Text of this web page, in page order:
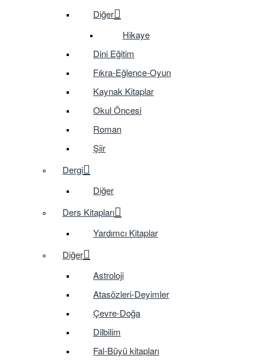
Diğer
Hikaye
Dini Eğitim
Fıkra-Eğlence-Oyun
Kaynak Kitaplar
Okul Öncesi
Roman
Şiir
Dergi
Diğer
Ders Kitapları
Yardımcı Kitaplar
Diğer
Astroloji
Atasözleri-Deyimler
Çevre-Doğa
Dilbilim
Fal-Büyü kitapları